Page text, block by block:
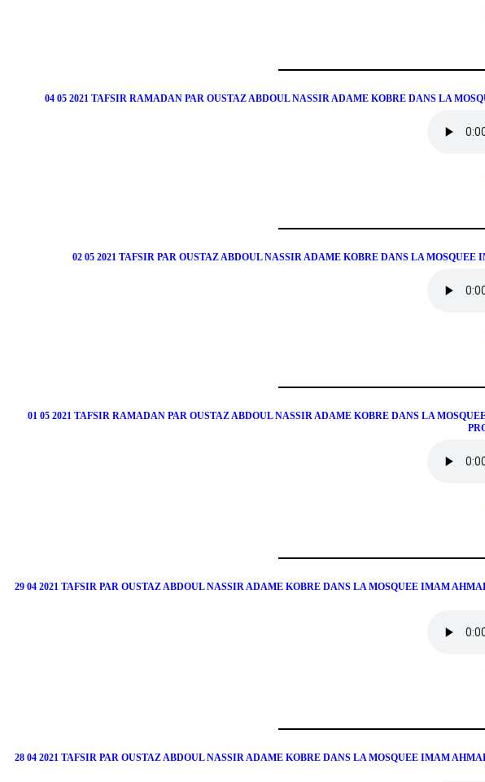
04 05 2021 TAFSIR RAMADAN PAR OUSTAZ ABDOUL NASSIR ADAME KOBRE DANS LA
02 05 2021 TAFSIR PAR OUSTAZ ABDOUL NASSIR ADAME KOBRE DANS LA
01 05 2021 TAFSIR RAMADAN PAR OUSTAZ ABDOUL NASSIR ADAME KOBRE DANS LA
29 04 2021 TAFSIR PAR OUSTAZ ABDOUL NASSIR ADAME KOBRE DANS LA MOSQUEE IMAM
28 04 2021 TAFSIR PAR OUSTAZ ABDOUL NASSIR ADAME KOBRE DANS LA MOSQUEE IMAM